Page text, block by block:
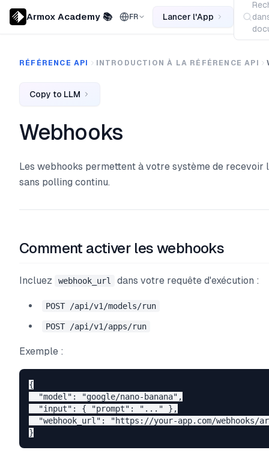
Armox Academy 📚 FR Lancer l'App
RÉFÉRENCE API INTRODUCTION À LA RÉFÉRENCE API
Copy to LLM
Webhooks
Les webhooks permettent à votre système de recevoir
sans polling continu.
Comment activer les webhooks
Incluez webhook_url dans votre requête d'exécution :
POST /api/v1/models/run
POST /api/v1/apps/run
Exemple :
{
  "model": "google/nano-banana",
  "input": { "prompt": "..." },
"webhook_url": "https://your-app.com/webhooks/